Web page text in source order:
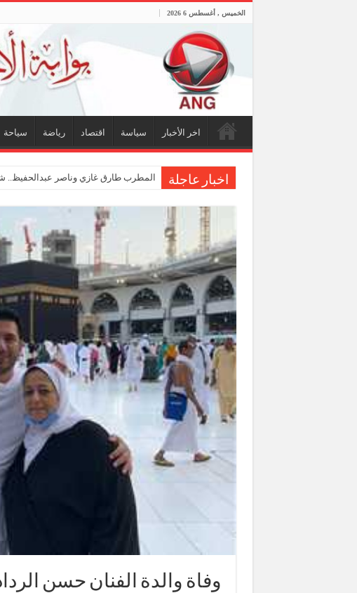
الخميس , أغسطس 6 2026
اخر الأخبار سياسة اقتصاد رياضة سياحة
اخبار عاجلة المطرب طارق غازي وناصر عبدالحفيظ..
وفاة والدة الفنان حسن